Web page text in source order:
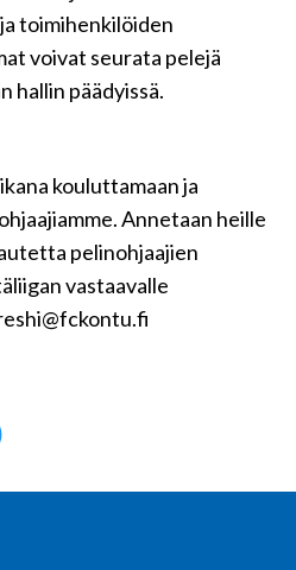
toimihenkilöiden
voivat seurata pelejä
hallin päädyissä.
kouluttamaan ja
Annetaan heille
pelinohjaajien
vastaavalle